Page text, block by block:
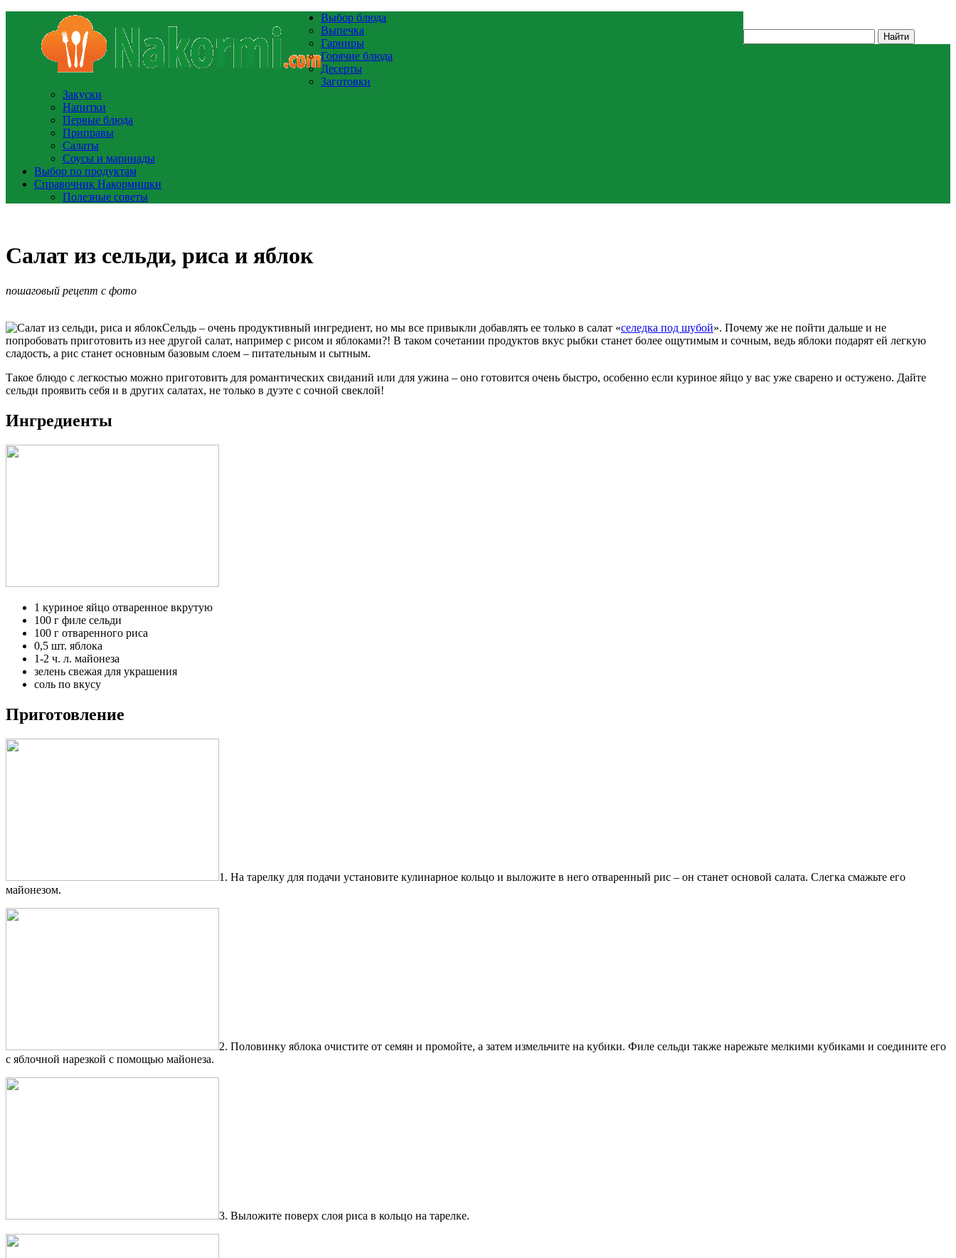
Выбор блюда
Выпечка
Гарниры
Горячие блюда
Десерты
Заготовки
Закуски
Напитки
Первые блюда
Приправы
Салаты
Соусы и маринады
Выбор по продуктам
Справочник Накормишки
Полезные советы
Салат из сельди, риса и яблок
пошаговый рецепт с фото
Сельдь – очень продуктивный ингредиент, но мы все привыкли добавлять ее только в салат «селедка под шубой». Почему же не пойти дальше и не
попробовать приготовить из нее другой салат, например с рисом и яблоками?! В таком сочетании продуктов вкус рыбки станет более ощутимым и сочным, ведь яблоки подарят ей легкую
сладость, а рис станет основным базовым слоем – питательным и сытным.
Такое блюдо с легкостью можно приготовить для романтических свиданий или для ужина – оно готовится очень быстро, особенно если куриное яйцо у вас уже сварено и остужено. Дайте
сельди проявить себя и в других салатах, не только в дуэте с сочной свеклой!
Ингредиенты
1 куриное яйцо отваренное вкрутую
100 г филе сельди
100 г отваренного риса
0,5 шт. яблока
1-2 ч. л. майонеза
зелень свежая для украшения
соль по вкусу
Приготовление
1. На тарелку для подачи установите кулинарное кольцо и выложите в него отваренный рис – он станет основой салата. Слегка смажьте его
майонезом.
2. Половинку яблока очистите от семян и промойте, а затем измельчите на кубики. Филе сельди также нарежьте мелкими кубиками и соедините его
с яблочной нарезкой с помощью майонеза.
3. Выложите поверх слоя риса в кольцо на тарелке.